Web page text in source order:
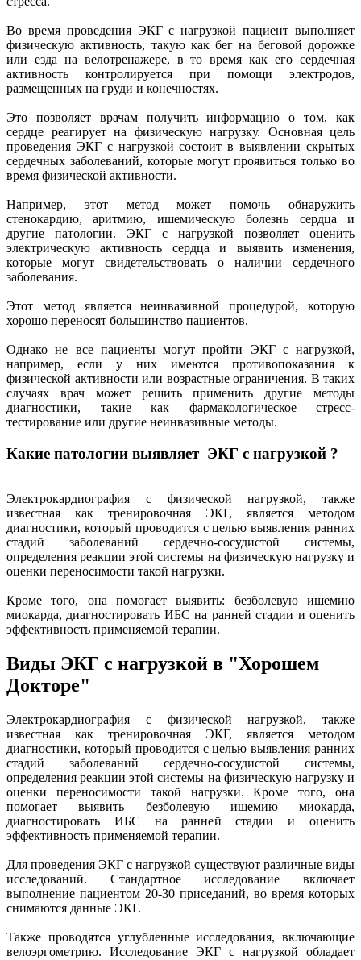
Во время проведения ЭКГ с нагрузкой пациент выполняет
физическую активность, такую как бег на беговой дорожке
или езда на велотренажере, в то время как его сердечная
активность контролируется при помощи электродов,
размещенных на груди и конечностях.
Это позволяет врачам получить информацию о том, как
сердце реагирует на физическую нагрузку. Основная цель
проведения ЭКГ с нагрузкой состоит в выявлении скрытых
сердечных заболеваний, которые могут проявиться только во
время физической активности.
Например, этот метод может помочь обнаружить
стенокардию, аритмию, ишемическую болезнь сердца и
другие патологии. ЭКГ с нагрузкой позволяет оценить
электрическую активность сердца и выявить изменения,
которые могут свидетельствовать о наличии сердечного
заболевания.
Этот метод является неинвазивной процедурой, которую
хорошо переносят большинство пациентов.
Однако не все пациенты могут пройти ЭКГ с нагрузкой,
например, если у них имеются противопоказания к
физической активности или возрастные ограничения. В таких
случаях врач может решить применить другие методы
диагностики, такие как фармакологическое стресс-
тестирование или другие неинвазивные методы.
Какие патологии выявляет ЭКГ с нагрузкой ?
Электрокардиография с физической нагрузкой, также
известная как тренировочная ЭКГ, является методом
диагностики, который проводится с целью выявления ранних
стадий заболеваний сердечно-сосудистой системы,
определения реакции этой системы на физическую нагрузку и
оценки переносимости такой нагрузки.
Кроме того, она помогает выявить: безболевую ишемию
миокарда, диагностировать ИБС на ранней стадии и оценить
эффективность применяемой терапии.
Виды ЭКГ с нагрузкой в "Хорошем
Докторе"
Электрокардиография с физической нагрузкой, также
известная как тренировочная ЭКГ, является методом
диагностики, который проводится с целью выявления ранних
стадий заболеваний сердечно-сосудистой системы,
определения реакции этой системы на физическую нагрузку и
оценки переносимости такой нагрузки. Кроме того, она
помогает выявить безболевую ишемию миокарда,
диагностировать ИБС на ранней стадии и оценить
эффективность применяемой терапии.
Для проведения ЭКГ с нагрузкой существуют различные виды
исследований. Стандартное исследование включает
выполнение пациентом 20-30 приседаний, во время которых
снимаются данные ЭКГ.
Также проводятся углубленные исследования, включающие
велоэргометрию. Исследование ЭКГ с нагрузкой обладает